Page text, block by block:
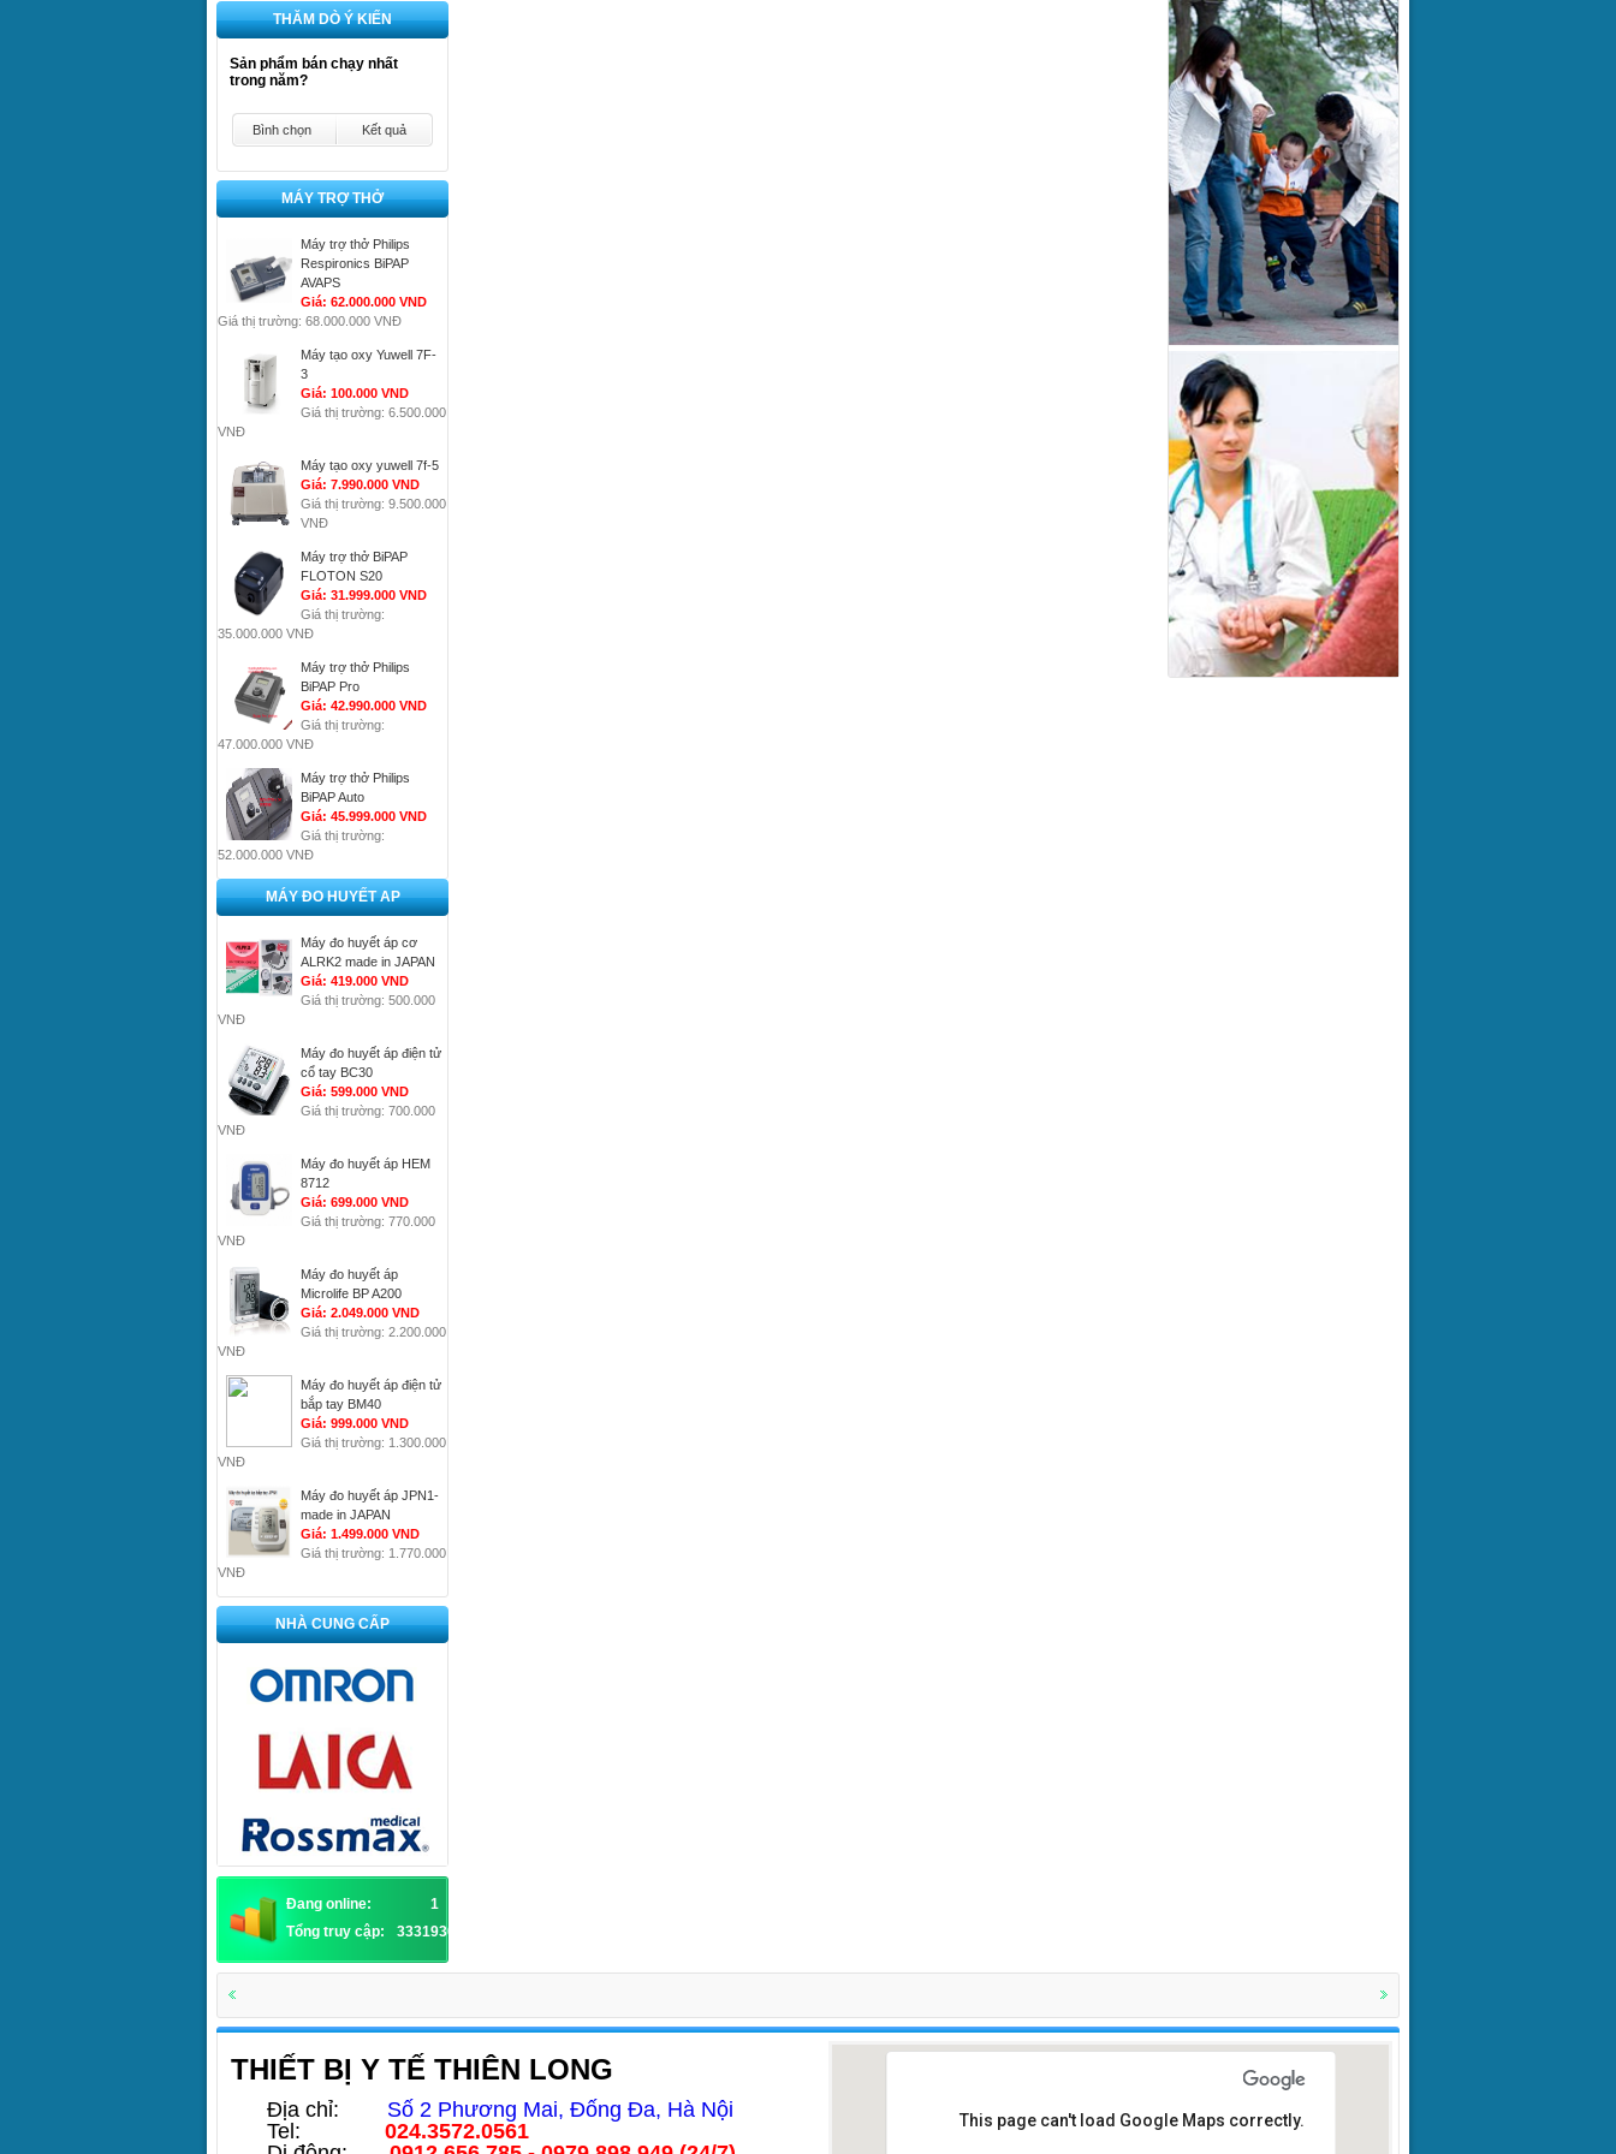
THĂM DÒ Ý KIẾN
Sản phẩm bán chạy nhất
trong năm?
Bình chọn Kết quả
MÁY TRỢ THỞ
Máy trợ thở Philips
Respironics BiPAP
AVAPS
Giá: 62.000.000 VND
Giá thị trường: 68.000.000 VNĐ
Máy tạo oxy Yuwell 7F-
3
Giá: 100.000 VND
Giá thị trường: 6.500.000
VNĐ
Máy tạo oxy yuwell 7f-5
Giá: 7.990.000 VND
Giá thị trường: 9.500.000
VNĐ
Máy trợ thở BiPAP
FLOTON S20
Giá: 31.999.000 VND
Giá thị trường:
35.000.000 VNĐ
Máy trợ thở Philips
BiPAP Pro
Giá: 42.990.000 VND
Giá thị trường:
47.000.000 VNĐ
Máy trợ thở Philips
BiPAP Auto
Giá: 45.999.000 VND
Giá thị trường:
52.000.000 VNĐ
MÁY ĐO HUYẾT AP
Máy đo huyết áp cơ
ALRK2 made in JAPAN
Giá: 419.000 VND
Giá thị trường: 500.000
VNĐ
Máy đo huyết áp điện tử
cổ tay BC30
Giá: 599.000 VND
Giá thị trường: 700.000
VNĐ
Máy đo huyết áp HEM
8712
Giá: 699.000 VND
Giá thị trường: 770.000
VNĐ
Máy đo huyết áp
Microlife BP A200
Giá: 2.049.000 VND
Giá thị trường: 2.200.000
VNĐ
Máy đo huyết áp điện tử
bắp tay BM40
Giá: 999.000 VND
Giá thị trường: 1.300.000
VNĐ
Máy đo huyết áp JPN1-
made in JAPAN
Giá: 1.499.000 VND
Giá thị trường: 1.770.000
VNĐ
NHÀ CUNG CẤP
Đang online:
1
Tổng truy cập:
3331930
THIẾT BỊ Y TẾ THIÊN LONG
Địa chỉ: Số 2 Phương Mai, Đống Đa, Hà Nội
Tel: 024.3572.0561
This page can't load Google Maps correctly.